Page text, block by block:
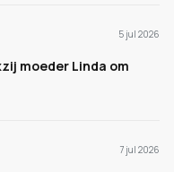
5 jul 2026
moeder Linda om
7 jul 2026